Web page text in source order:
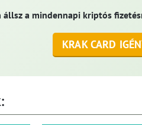
állsz a mindennapi kriptós
KRAK CARD